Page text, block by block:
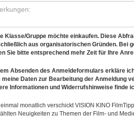
Klasse/Gruppe möchte einkaufen. Diese
aus organisatorischen Gründen. Bei
Sie bitte entsprechend mehr Zeit für Ihre
Absenden des Anmeldeformulars erkläre
meine Daten zur Bearbeitung der Anmeldung
Informationen und Widerrufshinweise finde
monatlich verschickt VISION KINO
Neuigkeiten zu Themen der Film- und